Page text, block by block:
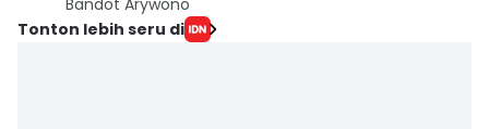
Bandot Arywono
Tonton lebih seru di